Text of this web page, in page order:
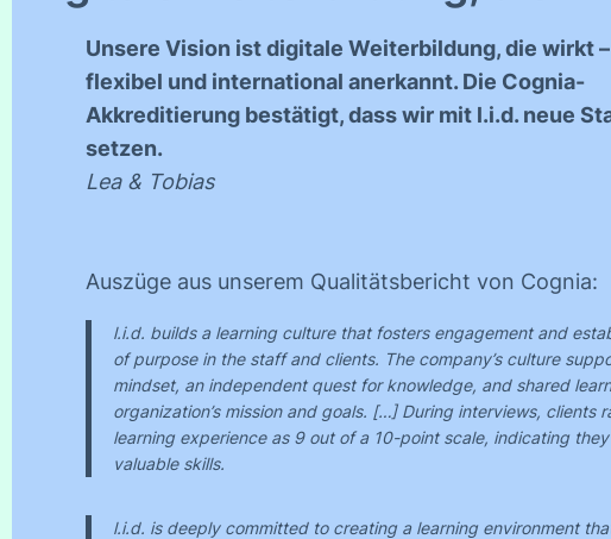
Unsere Vision ist digitale Weiterbildung, die wirkt
flexibel und international anerkannt. Die Cognia-
Akkreditierung bestätigt, dass wir mit l.i.d. neue
setzen.
Lea & Tobias
Auszüge aus unserem Qualitätsbericht von Cognia:
l.i.d. builds a learning culture that fosters engagement and
of purpose in the staff and clients. The company’s culture
mindset, an independent quest for knowledge, and shared
organization’s mission and goals. […] During interviews, clients
learning experience as 9 out of a 10-point scale, indicating
valuable skills.
l.i.d. is deeply committed to creating a learning environment